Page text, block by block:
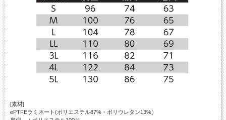
[素材]
ePTFEラミネート(ポリエステル87%・ポリウレタン13%）